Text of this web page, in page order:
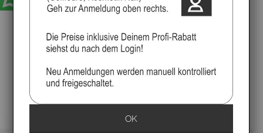
transportieren und hat einen exzellent gutenHalt am
95 x 26,5 x 40
Inklusiv Tasche
▸Widerrufsbelehrung
OK